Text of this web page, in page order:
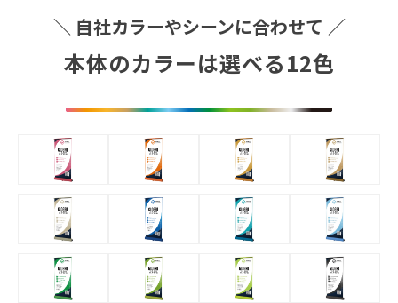
＼ 自社カラーやシーンに合わせて ／
本体のカラーは選べる12色